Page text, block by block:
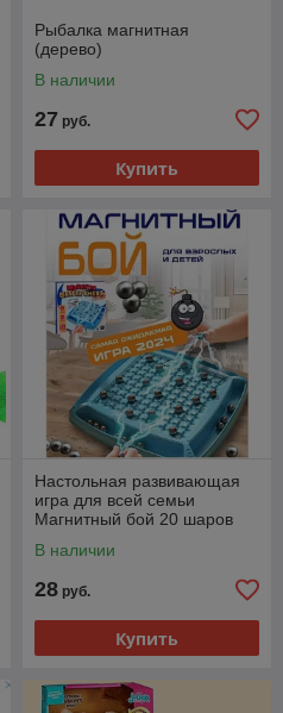
Рыбалка магнитная
(дерево)
В наличии
27 руб.
Купить
Настольная развивающая
игра для всей семьи
Магнитный бой 20 шаров
В наличии
28 руб.
Купить